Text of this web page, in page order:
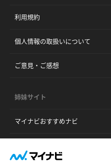
利用規約
個人情報の取扱いについて
ご意見・ご感想
姉妹サイト
マイナビおすすめナビ